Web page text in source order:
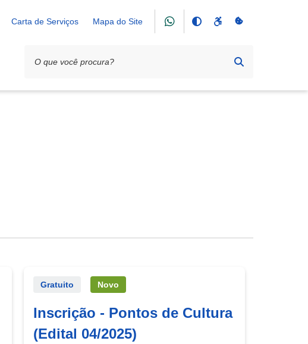
Carta de Serviços Mapa do Site
Gratuito Novo
Inscrição - Pontos de Cultura
(Edital 04/2025)